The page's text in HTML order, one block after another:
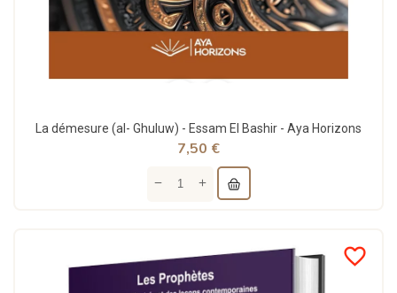
La démesure (al- Ghuluw) - Essam El Bashir - Aya Horizons
7,50 €
favorite_border